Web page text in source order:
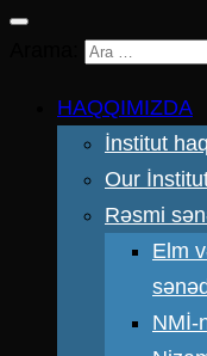
HAQQIMIZDA
İnstitut
Our
Rəsmi
Elm
NMİ-